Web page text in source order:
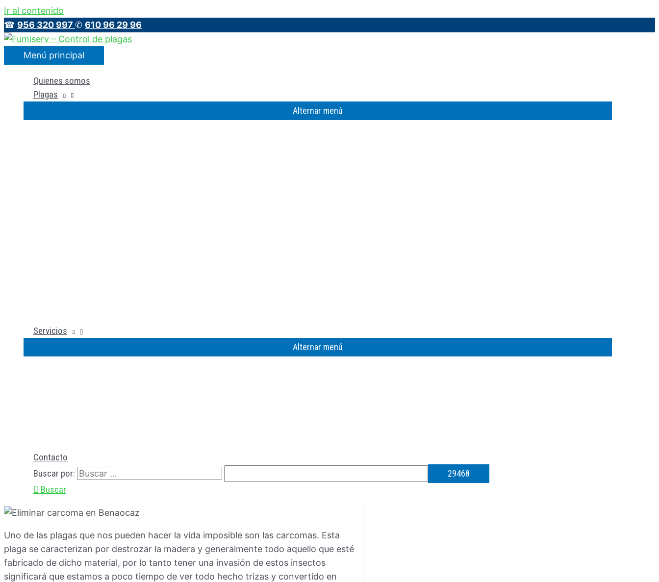
Ir al contenido
☎ 956 320 997 ✆ 610 96 29 96
Menú principal
Quienes somos
Plagas
Alternar menú
Servicios
Alternar menú
Contacto
Buscar por:
Buscar
Uno de las plagas que nos pueden hacer la vida imposible son las carcomas. Esta
plaga se caracterizan por destrozar la madera y generalmente todo aquello que esté
fabricado de dicho material, por lo tanto tener una invasión de estos insectos
significará que estamos a poco tiempo de ver todo hecho trizas y convertido en